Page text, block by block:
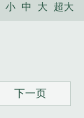
小 中 大 超大
下一页